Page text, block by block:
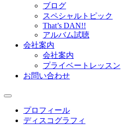
ブログ
スペシャルトピック
That’s DAN!!
アルバム試聴
会社案内
会社案内
プライベートレッスン
お問い合わせ
プロフィール
ディスコグラフィ